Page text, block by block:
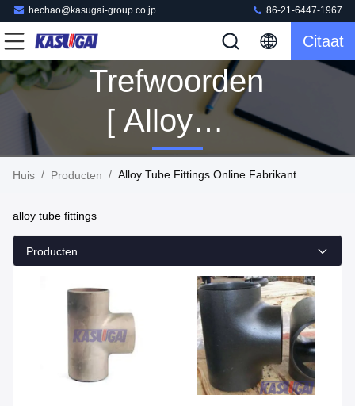
hechao@kasugai-group.co.jp 86-21-6447-1967
Citaat
Trefwoorden
[ Alloy
Tube
Wedstrijd
20
Producten
Huis / Producten / Alloy Tube Fittings Online Fabrikant
alloy tube fittings
Producten